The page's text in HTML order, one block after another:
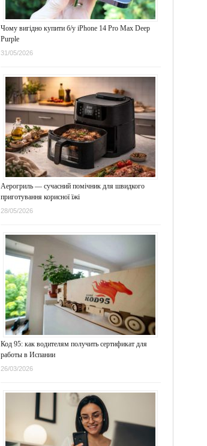
Чому вигідно купити б/у iPhone 14 Pro Max Deep
Purple
31/05/2026
Аерогриль — сучасний помічник для швидкого
приготування корисної їжі
28/05/2026
Код 95: как водителям получить сертификат для
работы в Испании
26/03/2026